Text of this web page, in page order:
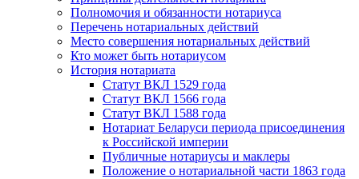
Полномочия и обязанности нотариуса
Перечень нотариальных действий
Место совершения нотариальных действий
Кто может быть нотариусом
История нотариата
Статут ВКЛ 1529 года
Статут ВКЛ 1566 года
Статут ВКЛ 1588 года
Нотариат Беларуси периода присоединения
к Российской империи
Публичные нотариусы и маклеры
Положение о нотариальной части 1863 года